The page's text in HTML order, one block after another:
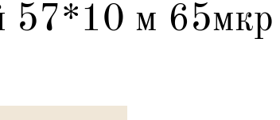
57*10 м 65мкр